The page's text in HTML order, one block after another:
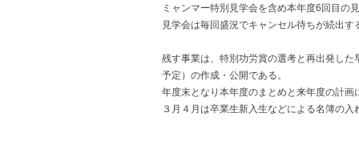
ミャンマー特別見学会を含め本年度6回目の
見学会は毎回盛況でキャンセル待ちが続出す
残す事業は、特別功労賞の選考と再出発し
予定）の作成・公開である。
年度末となり本年度のまとめと来年度の計画
３月４月は卒業生新入生などによる名簿の